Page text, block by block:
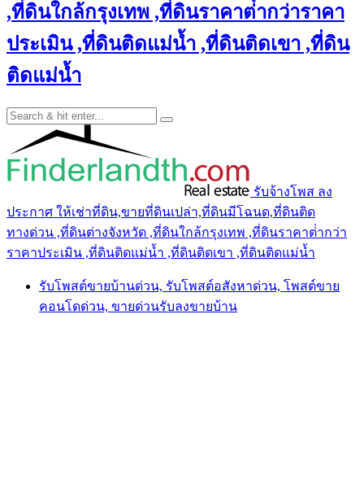
,ที่ดินใกล้กรุงเทพ ,ที่ดินราคาต่ํากว่าราคา
ประเมิน ,ที่ดินติดแม่น้ำ ,ที่ดินติดเขา ,ที่ดิน
ติดแม่น้ำ
รับจ้างโพส ลง
ประกาศ ให้เช่าที่ดิน,ขายที่ดินเปล่า,ที่ดินมีโฉนด,ที่ดินติด
ทางด่วน ,ที่ดินต่างจังหวัด ,ที่ดินใกล้กรุงเทพ ,ที่ดินราคาต่ํากว่า
ราคาประเมิน ,ที่ดินติดแม่น้ำ ,ที่ดินติดเขา ,ที่ดินติดแม่น้ำ
รับโพสต์ขายบ้านด่วน, รับโพสต์อสังหาด่วน, โพสต์ขาย
คอนโดด่วน, ขายด่วนรับลงขายบ้าน